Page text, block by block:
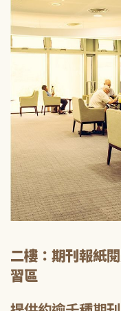
二樓：期刊報紙
習區